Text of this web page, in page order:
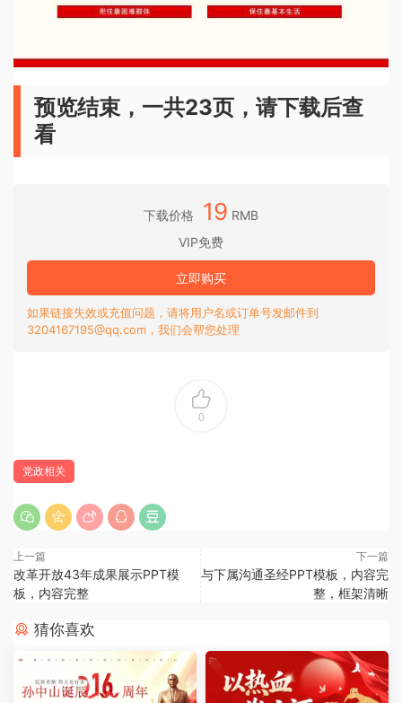
预览结束，一共23页，请下载后查
看
下载价格 19 RMB
VIP免费
立即购买
如果链接失效或充值问题，请将用户名或订单号发邮件到
3204167195@qq.com，我们会帮您处理
0
党政相关
上一篇
改革开放43年成果展示PPT模
板，内容完整
下一篇
与下属沟通圣经PPT模板，内容完
整，框架清晰
猜你喜欢